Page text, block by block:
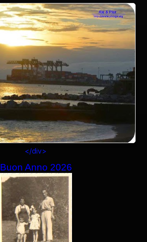
</div>
Buon Anno 2026